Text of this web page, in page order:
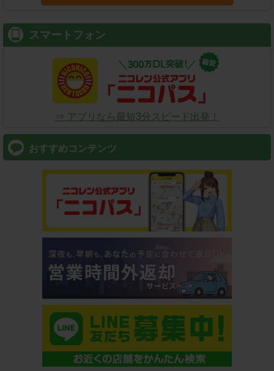
スマートフォン
⇒ アプリなら最短3分スピード出発！
おすすめコンテンツ